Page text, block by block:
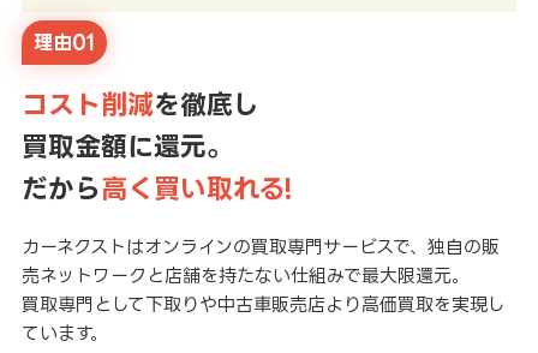
理由01
コスト削減を徹底し
買取金額に還元。
だから高く買い取れる!
カーネクストはオンラインの買取専門サービスで、独自の販
売ネットワークと店舗を持たない仕組みで最大限還元。
買取専門として下取りや中古車販売店より高価買取を実現し
ています。